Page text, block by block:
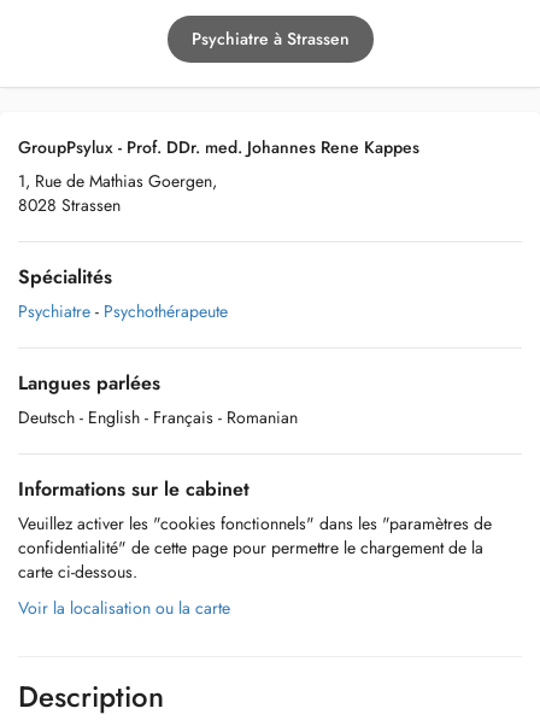
Psychiatre à Strassen
GroupPsylux - Prof. DDr. med. Johannes Rene Kappes
1, Rue de Mathias Goergen,
8028 Strassen
Spécialités
Psychiatre - Psychothérapeute
Langues parlées
Deutsch - English - Français - Romanian
Informations sur le cabinet
Veuillez activer les "cookies fonctionnels" dans les "paramètres de
confidentialité" de cette page pour permettre le chargement de la
carte ci-dessous.
Voir la localisation ou la carte
Description